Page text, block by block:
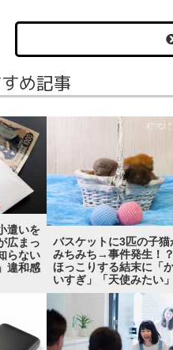
め記事
遣いを
広まっ
らない
違和感
バスケットに3匹の子猫
みちみち→事件発生
ほっこりする結末に「
いすぎ」「天使みたい